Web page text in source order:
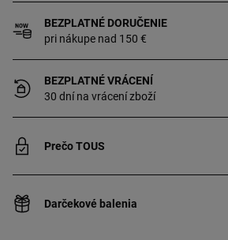
BEZPLATNÉ DORUČENIE
pri nákupe nad 150 €
BEZPLATNÉ VRÁCENÍ
30 dní na vrácení zboží
Prečo TOUS
Darčekové balenia